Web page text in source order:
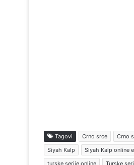
Tagovi Crno srce Crno
Siyah Kalp
Siyah Kalp online
turske serije online
Turske